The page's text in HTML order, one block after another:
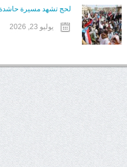
لحج تشهد مسيرة حاشدة
يوليو 23, 2026